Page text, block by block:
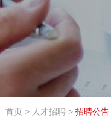
首页 > 人才招聘 > 招聘公告